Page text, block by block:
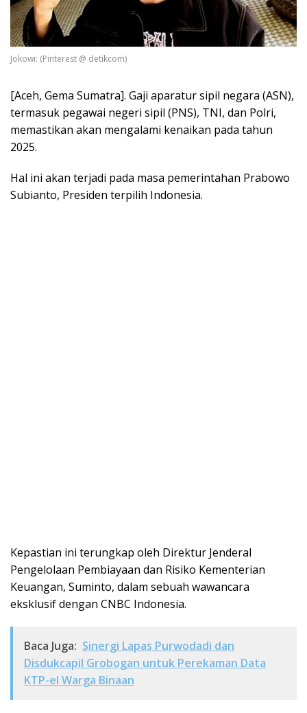
Jokowi: (Pinterest @ detikcom)
[Aceh, Gema Sumatra]. Gaji aparatur sipil negara (ASN),
termasuk pegawai negeri sipil (PNS), TNI, dan Polri,
memastikan akan mengalami kenaikan pada tahun
2025.
Hal ini akan terjadi pada masa pemerintahan Prabowo
Subianto, Presiden terpilih Indonesia.
Kepastian ini terungkap oleh Direktur Jenderal
Pengelolaan Pembiayaan dan Risiko Kementerian
Keuangan, Suminto, dalam sebuah wawancara
eksklusif dengan CNBC Indonesia.
Baca Juga: Sinergi Lapas Purwodadi dan
Disdukcapil Grobogan untuk Perekaman Data
KTP-el Warga Binaan